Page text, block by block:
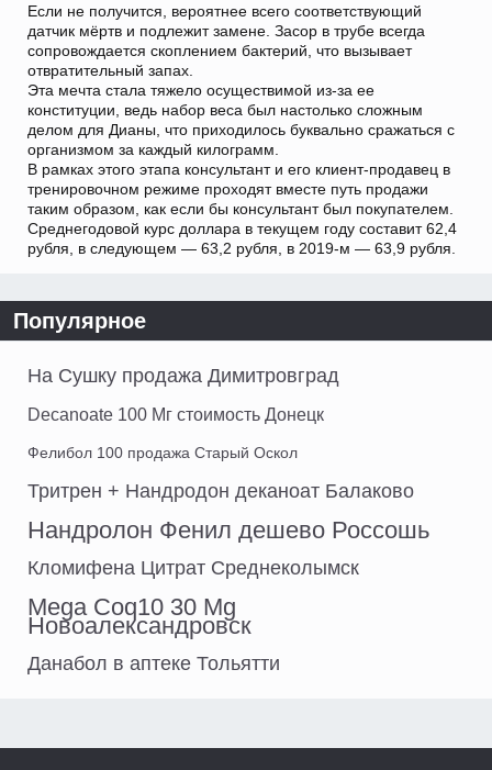
Если не получится, вероятнее всего соответствующий
датчик мёртв и подлежит замене. Засор в трубе всегда
сопровождается скоплением бактерий, что вызывает
отвратительный запах.
Эта мечта стала тяжело осуществимой из-за ее
конституции, ведь набор веса был настолько сложным
делом для Дианы, что приходилось буквально сражаться с
организмом за каждый килограмм.
В рамках этого этапа консультант и его клиент-продавец в
тренировочном режиме проходят вместе путь продажи
таким образом, как если бы консультант был покупателем.
Среднегодовой курс доллара в текущем году составит 62,4
рубля, в следующем — 63,2 рубля, в 2019-м — 63,9 рубля.
Популярное
На Сушку продажа Димитровград
Decanoate 100 Мг стоимость Донецк
Фелибол 100 продажа Старый Оскол
Тритрен + Нандродон деканоат Балаково
Нандролон Фенил дешево Россошь
Кломифена Цитрат Среднеколымск
Mega Coq10 30 Mg
Новоалександровск
Данабол в аптеке Тольятти